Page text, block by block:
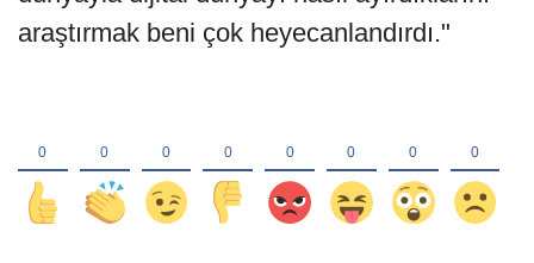
araştırmak beni çok heyecanlandırdı."